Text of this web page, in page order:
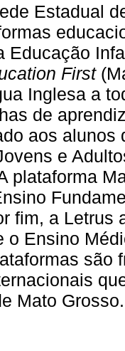
Estadual
Educação
First
Inglesa a
de
aos alunos
e
plataforma
fim, a Letrus
o Ensino
são
Mato